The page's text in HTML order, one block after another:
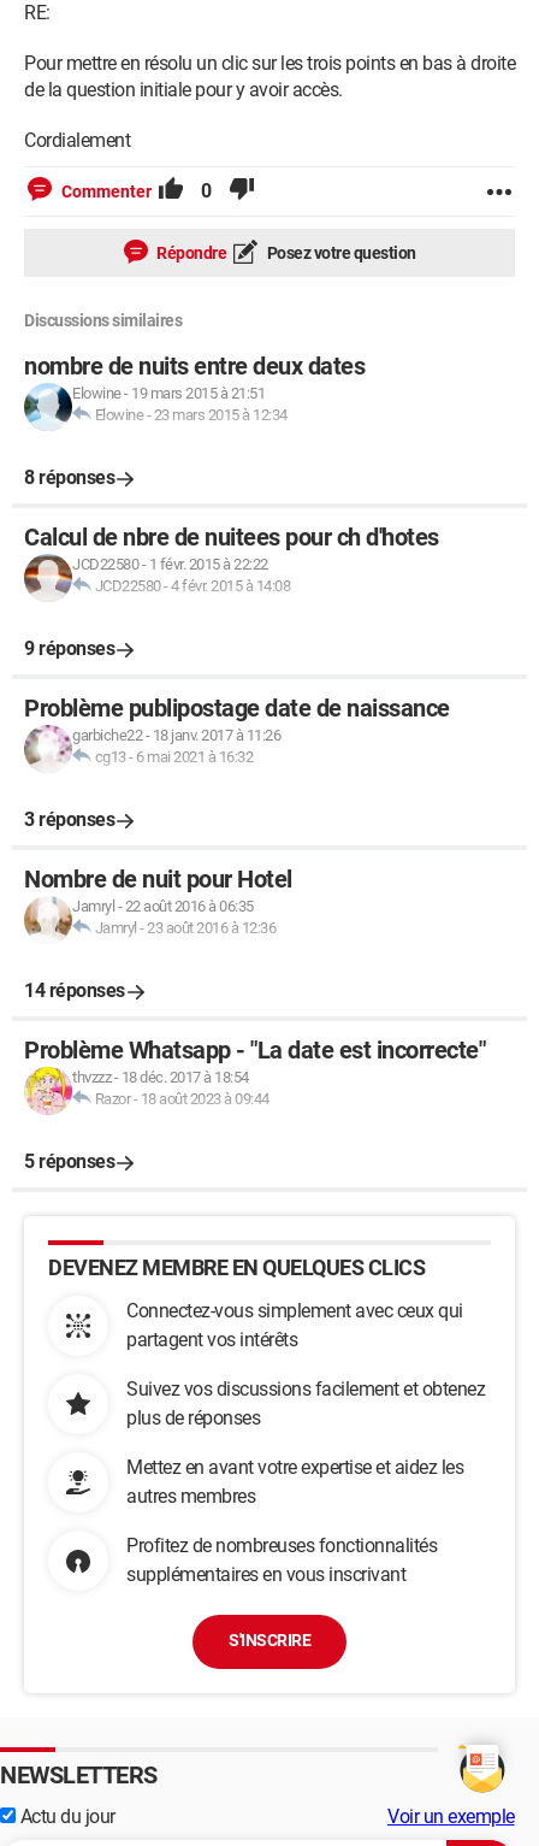
RE:
Pour mettre en résolu un clic sur les trois points en bas à droite
de la question initiale pour y avoir accès.
Cordialement
Commenter 0
Répondre Posez votre question
Discussions similaires
nombre de nuits entre deux dates
Elowine- 19 mars 2015 à 21:51
Elowine-23 mars 2015 à 12:34
8 réponses
Calcul de nbre de nuitees pour ch d'hotes
JCD22580- 1 févr. 2015 à 22:22
JCD22580-4 févr. 2015 à 14:08
9 réponses
Problème publipostage date de naissance
garbiche22- 18 janv. 2017 à 11:26
cg13- 6 mai 2021 à 16:32
3 réponses
Nombre de nuit pour Hotel
Jamryl -22 août 2016 à 06:35
Jamryl -23 août 2016 à 12:36
14 réponses
Problème Whatsapp - "La date est incorrecte"
thvzzz- 18 déc. 2017 à 18:54
Razor- 18 août 2023 à 09:44
5 réponses
DEVENEZ MEMBRE EN QUELQUES CLICS
Connectez-vous simplement avec ceux qui
partagent vos intérêts
Suivez vos discussions facilement et obtenez
plus de réponses
Mettez en avant votre expertise et aidez les
autres membres
Profitez de nombreuses fonctionnalités
supplémentaires en vous inscrivant
S'INSCRIRE
NEWSLETTERS
Actu du jour Voir un exemple